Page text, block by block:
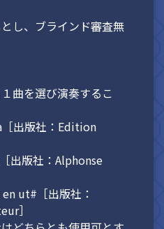
し、ブラインド審査無
曲を選び演奏するこ
出版社：Edition
出版社：Alphonse
ut#［出版社：
］